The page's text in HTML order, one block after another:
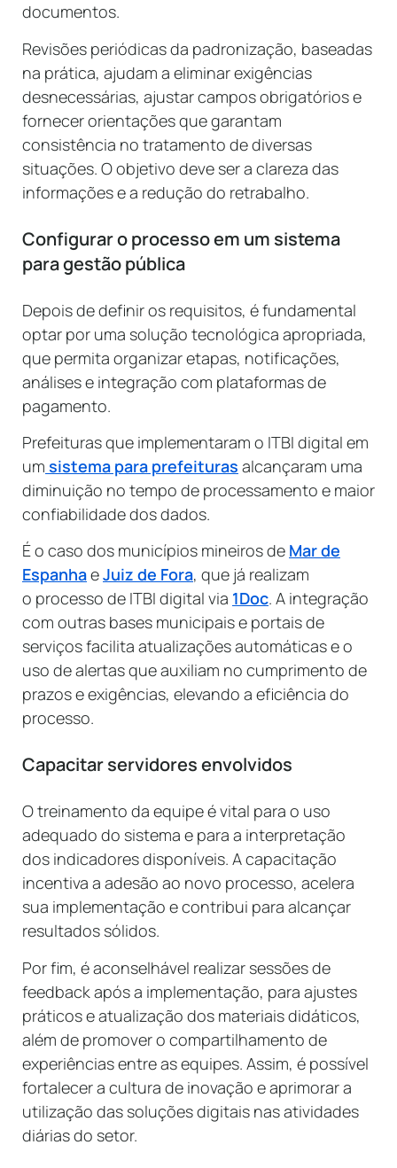
documentos.
Revisões periódicas da padronização, baseadas
na prática, ajudam a eliminar exigências
desnecessárias, ajustar campos obrigatórios e
fornecer orientações que garantam
consistência no tratamento de diversas
situações. O objetivo deve ser a clareza das
informações e a redução do retrabalho.
Configurar o processo em um sistema
para gestão pública
Depois de definir os requisitos, é fundamental
optar por uma solução tecnológica apropriada,
que permita organizar etapas, notificações,
análises e integração com plataformas de
pagamento.
Prefeituras que implementaram o ITBI digital em
um sistema para prefeituras alcançaram uma
diminuição no tempo de processamento e maior
confiabilidade dos dados.
É o caso dos municípios mineiros de Mar de
EspanhaeJuiz de Fora, que já realizam
o processo de ITBI digital via 1Doc. A integração
com outras bases municipais e portais de
serviços facilita atualizações automáticas e o
uso de alertas que auxiliam no cumprimento de
prazos e exigências, elevando a eficiência do
processo.
Capacitar servidores envolvidos
O treinamento da equipe é vital para o uso
adequado do sistema e para a interpretação
dos indicadores disponíveis. A capacitação
incentiva a adesão ao novo processo, acelera
sua implementação e contribui para alcançar
resultados sólidos.
Por fim, é aconselhável realizar sessões de
feedback após a implementação, para ajustes
práticos e atualização dos materiais didáticos,
além de promover o compartilhamento de
experiências entre as equipes. Assim, é possível
fortalecer a cultura de inovação e aprimorar a
utilização das soluções digitais nas atividades
diárias do setor.